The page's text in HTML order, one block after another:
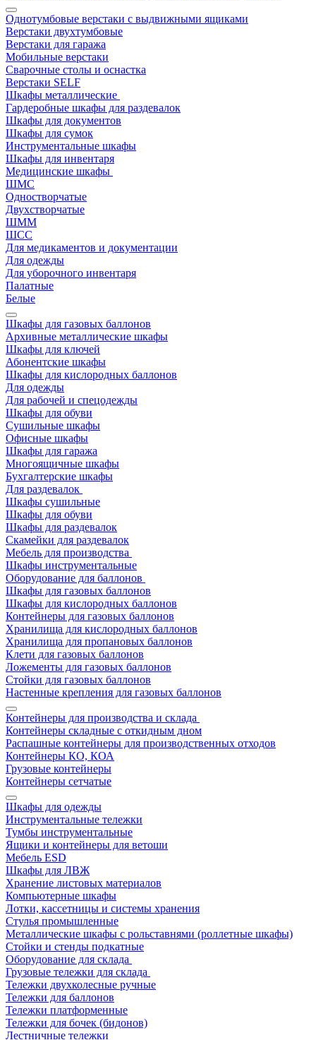
Однотумбовые верстаки с выдвижными ящиками
Верстаки двухтумбовые
Верстаки для гаража
Мобильные верстаки
Сварочные столы и оснастка
Верстаки SELF
Шкафы металлические
Гардеробные шкафы для раздевалок
Шкафы для документов
Шкафы для сумок
Инструментальные шкафы
Шкафы для инвентаря
Медицинские шкафы
ШМС
Одностворчатые
Двухстворчатые
ШММ
ШСС
Для медикаментов и документации
Для одежды
Для уборочного инвентаря
Палатные
Белые
Шкафы для газовых баллонов
Архивные металлические шкафы
Шкафы для ключей
Абонентские шкафы
Шкафы для кислородных баллонов
Для одежды
Для рабочей и спецодежды
Шкафы для обуви
Сушильные шкафы
Офисные шкафы
Шкафы для гаража
Многоящичные шкафы
Бухгалтерские шкафы
Для раздевалок
Шкафы сушильные
Шкафы для обуви
Шкафы для раздевалок
Скамейки для раздевалок
Мебель для производства
Шкафы инструментальные
Оборудование для баллонов
Шкафы для газовых баллонов
Шкафы для кислородных баллонов
Контейнеры для газовых баллонов
Хранилища для кислородных баллонов
Хранилища для пропановых баллонов
Клети для газовых баллонов
Ложементы для газовых баллонов
Стойки для газовых баллонов
Настенные крепления для газовых баллонов
Контейнеры для производства и склада
Контейнеры складные с откидным дном
Распашные контейнеры для производственных отходов
Контейнеры КО, КОА
Грузовые контейнеры
Контейнеры сетчатые
Шкафы для одежды
Инструментальные тележки
Тумбы инструментальные
Ящики и контейнеры для ветоши
Мебель ESD
Шкафы для ЛВЖ
Хранение листовых материалов
Компьютерные шкафы
Лотки, кассетницы и системы хранения
Стулья промышленные
Металлические шкафы с рольставнями (роллетные шкафы)
Стойки и стенды подкатные
Оборудование для склада
Грузовые тележки для склада
Тележки двухколесные ручные
Тележки для баллонов
Тележки платформенные
Тележки для бочек (бидонов)
Лестничные тележки